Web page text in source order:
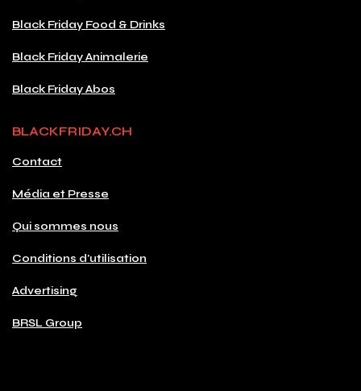
Black Friday Food & Drinks
Black Friday Animalerie
Black Friday Abos
BLACKFRIDAY.CH
Contact
Média et Presse
Qui sommes nous
Conditions d'utilisation
Advertising
BRSL Group